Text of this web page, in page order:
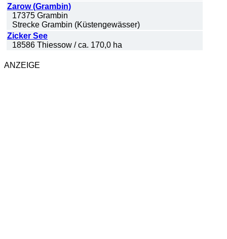
Zarow (Grambin)
17375 Grambin
Strecke Grambin (Küstengewässer)
Zicker See
18586 Thiessow / ca. 170,0 ha
ANZEIGE